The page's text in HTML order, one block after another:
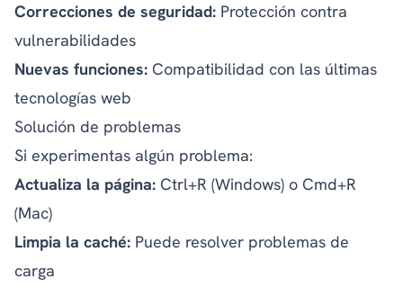
Correcciones de seguridad: Protección contra
vulnerabilidades
Nuevas funciones: Compatibilidad con las últimas
tecnologías web
Solución de problemas
Si experimentas algún problema:
Actualiza la página: Ctrl+R (Windows) o Cmd+R
(Mac)
Limpia la caché: Puede resolver problemas de
carga